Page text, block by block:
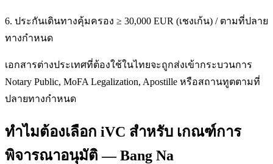
6. ประกันเดินทางคุ้มครอง ≥ 30,000 EUR (เชงเก้น) / ตามที่ปลาย
ทางกำหนด
เอกสารต่างประเทศที่ต้องใช้ในไทยจะถูกส่งเข้ากระบวนการ
Notary Public, MoFA Legalization, Apostille หรือสถานทูตตามที่
ปลายทางกำหนด
ทำไมต้องเลือก iVC สำหรับ เกณฑ์การ
พิจารณาอนุมัติ — Bang Na